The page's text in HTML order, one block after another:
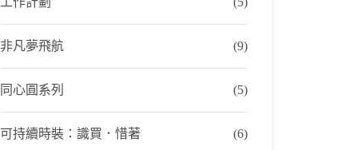
非凡夢飛航 (9)
同心圓系列 (5)
可持續時裝：識買．惜著 (6)